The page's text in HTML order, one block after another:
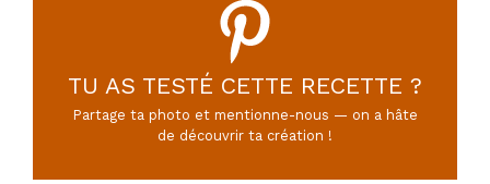
TU AS TESTÉ CETTE RECETTE ?
Partage ta photo et mentionne-nous — on a hâte
de découvrir ta création !